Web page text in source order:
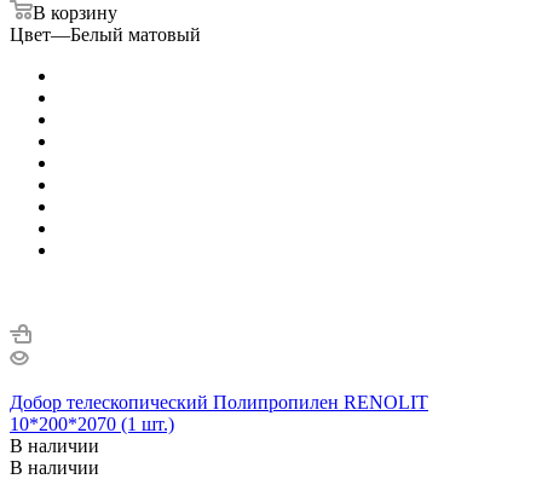
В корзину
Цвет—Белый матовый
Добор телескопический Полипропилен RENOLIT
10*200*2070 (1 шт.)
В наличии
В наличии